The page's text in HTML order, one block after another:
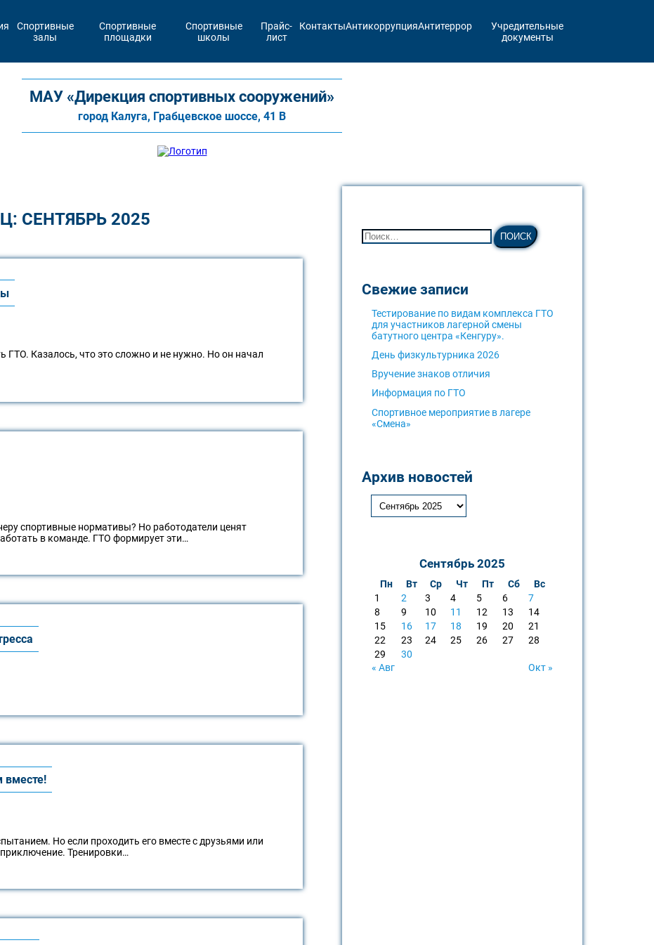
Спортивные
залы
Спортивные
площадки
Спортивные
школы
Прайс-
лист
КонтактыАнтикоррупцияАнтитеррор
Учредительные
документы
МАУ «Дирекция спортивных сооружений»
город Калуга, Грабцевское шоссе, 41 В
СЕНТЯБРЬ 2025
Казалось, что это сложно и не нужно. Но он начал
спортивные нормативы? Но работодатели ценят
в команде. ГТО формирует эти…
вместе!
Но если проходить его вместе с друзьями или
Тренировки…
Свежие записи
Тестирование по видам комплекса ГТО
для участников лагерной смены
батутного центра «Кенгуру».
День физкультурника 2026
Вручение знаков отличия
Информация по ГТО
Спортивное мероприятие в лагере
«Смена»
Архив новостей
Сентябрь 2025
Пн Вт Ср Чт Пт Сб
Вс
1
2 3 4 5 6
7
8
9 10 11 12 13
14
15
16 17 18 19 20
21
22
23 24 25 26 27
28
29
30
« Авг
Окт »